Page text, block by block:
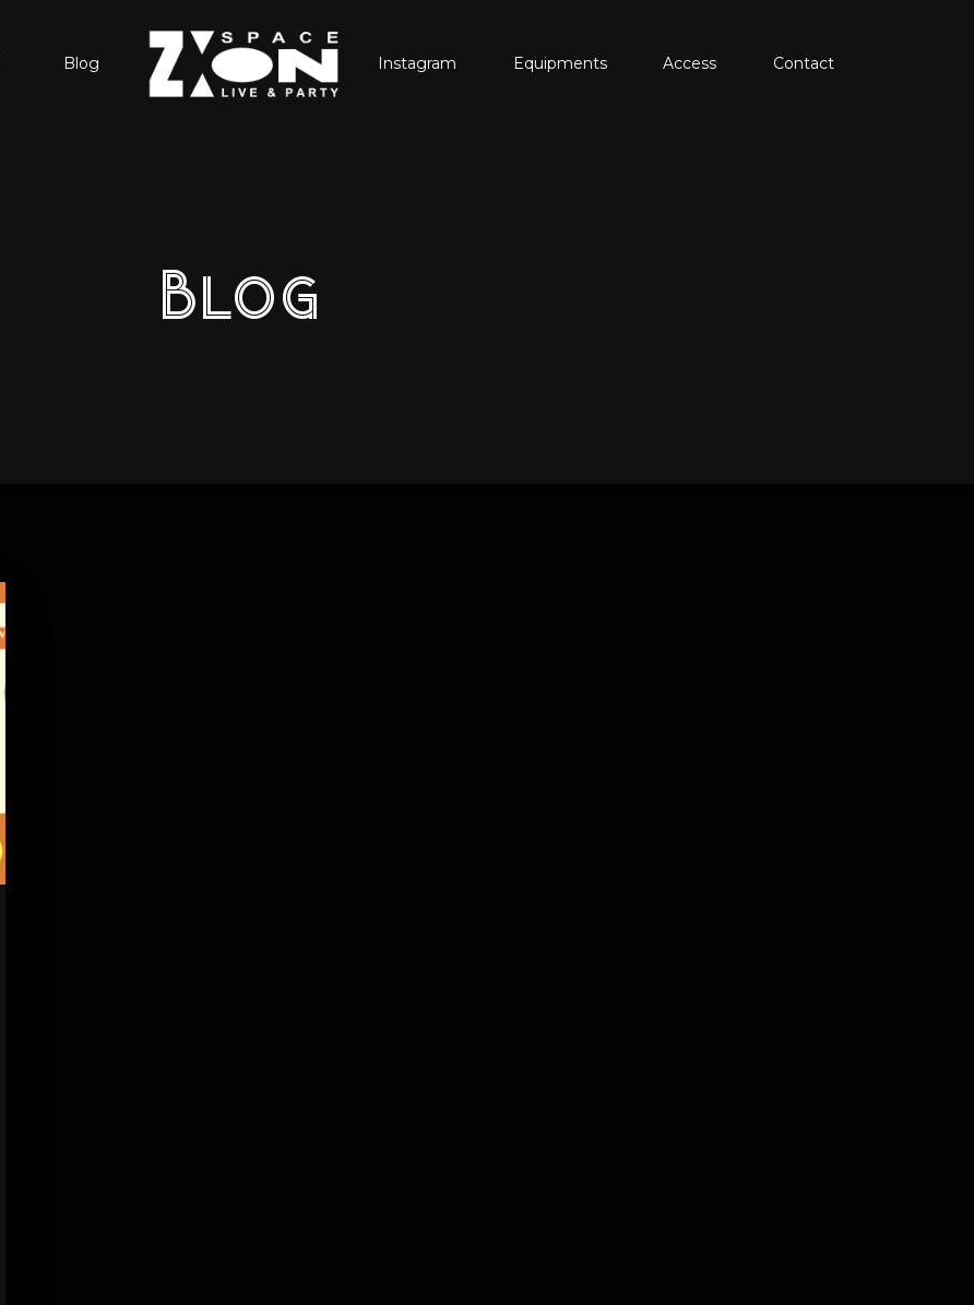
Blog Instagram Equipments Access Contact
Blog